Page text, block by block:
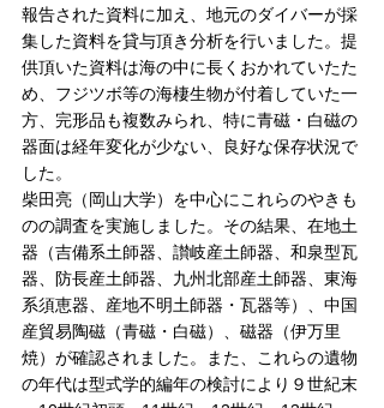
報告された資料に加え、地元のダイバーが採
集した資料を貸与頂き分析を行いました。提
供頂いた資料は海の中に長くおかれていたた
め、フジツボ等の海棲生物が付着していた一
方、完形品も複数みられ、特に青磁・白磁の
器面は経年変化が少ない、良好な保存状況で
した。
柴田亮（岡山大学）を中心にこれらのやきも
のの調査を実施しました。その結果、在地土
器（吉備系土師器、讃岐産土師器、和泉型瓦
器、防長産土師器、九州北部産土師器、東海
系須恵器、産地不明土師器・瓦器等）、中国
産貿易陶磁（青磁・白磁）、磁器（伊万里
焼）が確認されました。また、これらの遺物
の年代は型式学的編年の検討により９世紀末